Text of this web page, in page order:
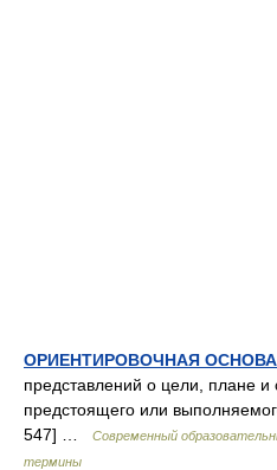
ОРИЕНТИРОВОЧНАЯ
представлений о цели, плане и
предстоящего или
547] …
Современный
термины